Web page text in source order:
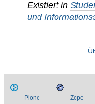
Existiert in
und
Plone Zope